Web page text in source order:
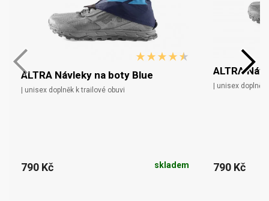
ALTRA Návleky na boty Blue
| unisex doplněk k trailové obuvi
790 Kč skladem
ALTRA
| unisex doplněk
790 Kč